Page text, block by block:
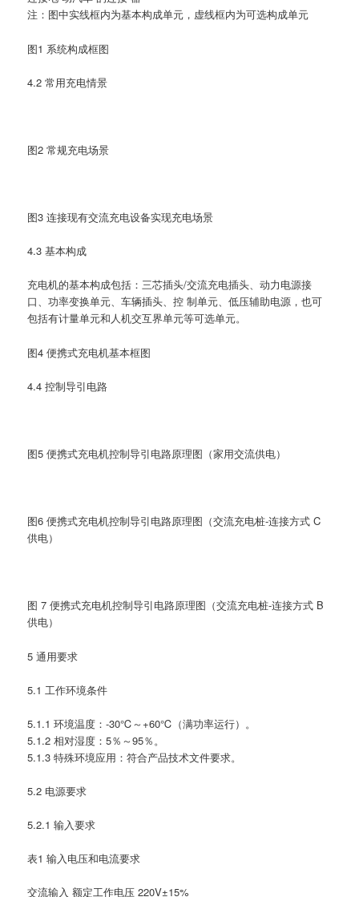
注：图中实线框内为基本构成单元，虚线框内为可选构成单元
图1 系统构成框图
4.2 常用充电情景
图2 常规充电场景
图3 连接现有交流充电设备实现充电场景
4.3 基本构成
充电机的基本构成包括：三芯插头/交流充电插头、动力电源接
口、功率变换单元、车辆插头、控 制单元、低压辅助电源，也可
包括有计量单元和人机交互界单元等可选单元。
图4 便携式充电机基本框图
4.4 控制导引电路
图5 便携式充电机控制导引电路原理图（家用交流供电）
图6 便携式充电机控制导引电路原理图（交流充电桩-连接方式 C
供电）
图 7 便携式充电机控制导引电路原理图（交流充电桩-连接方式 B
供电）
5 通用要求
5.1 工作环境条件
5.1.1 环境温度：-30℃～+60℃（满功率运行）。
5.1.2 相对湿度：5％～95％。
5.1.3 特殊环境应用：符合产品技术文件要求。
5.2 电源要求
5.2.1 输入要求
表1 输入电压和电流要求
交流输入 额定工作电压 220V±15%